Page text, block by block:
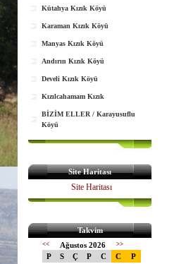
Kütahya Kızık Köyü
Karaman Kızık Köyü
Manyas Kızık Köyü
Andırın Kızık Köyü
Develi Kızık Köyü
Kızılcahamam Kızık
BİZİM ELLER / Karayusuflu
Köyü
Site Haritası
Site Haritası
Takvim
<< Ağustos 2026 >>
P S Ç P C C P